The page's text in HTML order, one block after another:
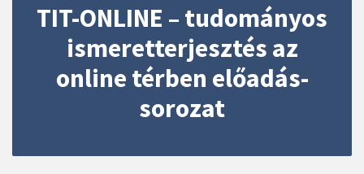
TIT-ONLINE – tudományos
ismeretterjesztés az
online térben előadás-
sorozat